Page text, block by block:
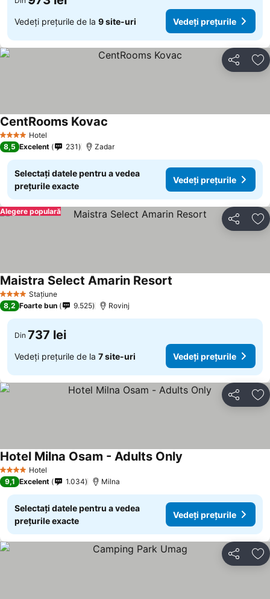
Vedeți prețurile de la 9 site-uri Vedeți prețurile
Distribuiți
4 Stele Hotel
CentRooms Kovac
8,5 Excelent 231 Zadar
Selectați datele pentru a vedea
prețurile exacte
Vedeți prețurile
Distribuiți
Alegere populară
4 Stele Stațiune
Maistra Select Amarin Resort
8,2 Foarte bun 9.525 Rovinj
Din 737 lei
Vedeți prețurile de la 7 site-uri Vedeți prețurile
Distribuiți
4 Stele Hotel
Hotel Milna Osam - Adults Only
9,1 Excelent 1.034 Milna
Selectați datele pentru a vedea
prețurile exacte
Vedeți prețurile
Distribuiți